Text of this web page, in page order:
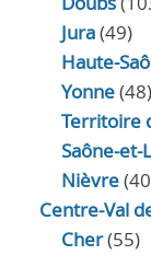
Jura(49)
Yonne(48)
Territoire
Saône-et-
Nièvre
Centre-Val
Cher(55)